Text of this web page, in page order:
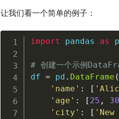
让我们看一个简单的例子：
import pandas as
# 创建一个示例
df = pd . DataFrame (
'name' : [
'age' : [ 25 , 30
'city' : [